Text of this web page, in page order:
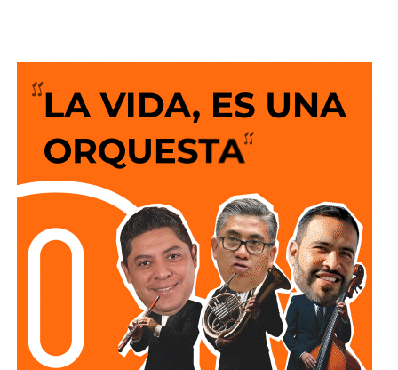
El Alcalde recordó que desde el anuncio de este programa
social “Lavanderías Gratuitas”, el mandatario estatal
manifestó el interés de que Soledad fuera de los primeros
municipios beneficiados, por lo que se expresó la
disposición del Ayuntamiento para colaborar en la
consolidación de este proyecto, el cual ahora comienza a
materializarse en un espacio del Sistema Municipal para
el Desarrollo Integral de la Familia (DIF) destinado al
bienestar de las familias.